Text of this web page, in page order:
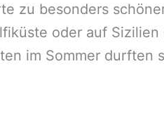
zu besonders
oder auf
im Sommer durften